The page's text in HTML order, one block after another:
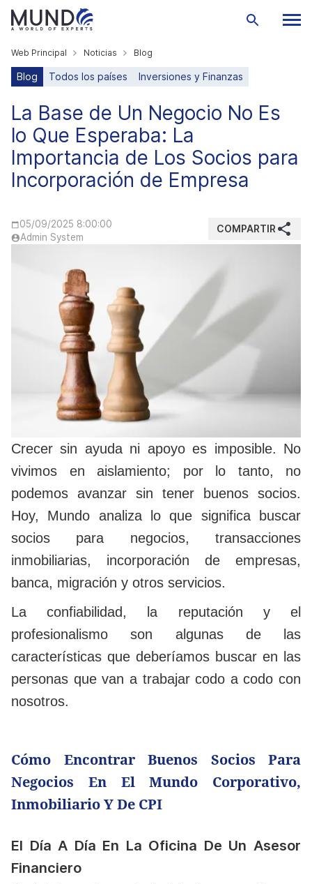
Web Principal Noticias Blog
Blog Todos los países Inversiones y Finanzas
La Base de Un Negocio No Es
lo Que Esperaba: La
Importancia de Los Socios para
Incorporación de Empresa
05/09/2025 8:00:00
Admin System
COMPARTIR
Crecer sin ayuda ni apoyo es imposible. No
vivimos en aislamiento; por lo tanto, no
podemos avanzar sin tener buenos socios.
Hoy, Mundo analiza lo que significa buscar
socios para negocios, transacciones
inmobiliarias, incorporación de empresas,
banca, migración y otros servicios.
La confiabilidad, la reputación y el
profesionalismo son algunas de las
características que deberíamos buscar en las
personas que van a trabajar codo a codo con
nosotros.
Cómo Encontrar Buenos Socios Para
Negocios En El Mundo Corporativo,
Inmobiliario Y De CPI
El Día A Día En La Oficina De Un Asesor
Financiero